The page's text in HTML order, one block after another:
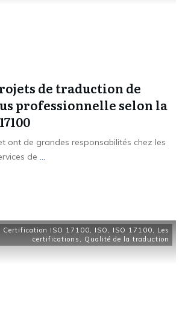
de traduction de
professionnelle selon la
ont de grandes responsabilités chez les
de ...
Certification ISO 17100, ISO , ISO 17100, Les
certifications , Qualité de la traduction